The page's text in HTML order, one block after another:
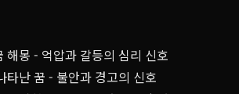
해몽 - 억압과 갈등의 심리 신호
타난 꿈 - 불안과 경고의 신호